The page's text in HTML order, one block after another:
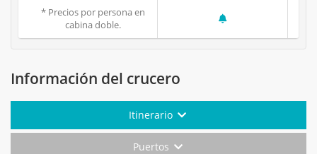
* Precios por persona en
cabina doble.
Información del crucero
Itinerario
Puertos